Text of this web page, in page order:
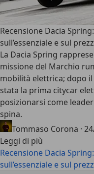
Recensione Dacia
sull’essenziale e sul
La Dacia Spring
missione del Marchio
mobilità elettrica; dopo
stata la prima citycar
posizionarsi come
spina.
Tommaso Corona ·
Leggi di più
Recensione Dacia
sull’essenziale e sul